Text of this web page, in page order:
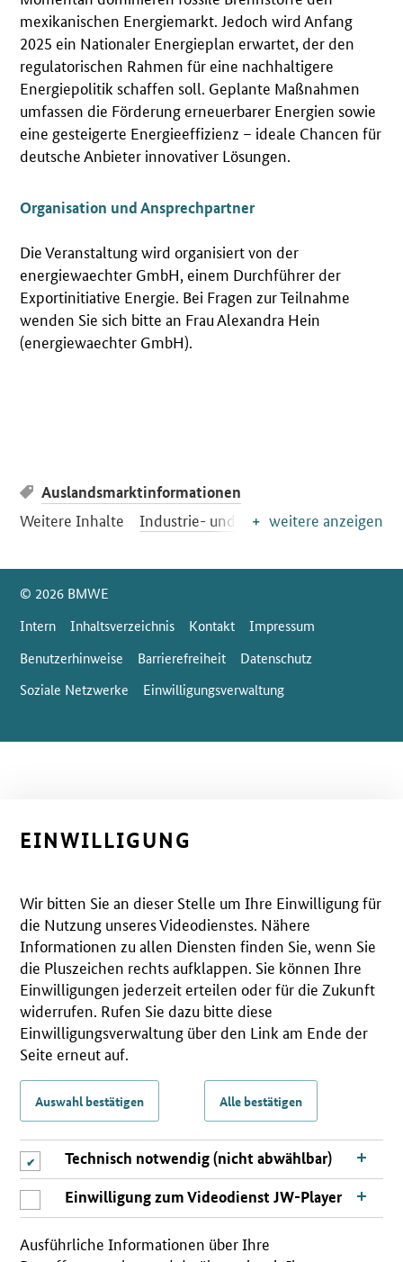
mexikanischen Energiemarkt. Jedoch wird Anfang
2025 ein Nationaler Energieplan erwartet, der den
regulatorischen Rahmen für eine nachhaltigere
Energiepolitik schaffen soll. Geplante Maßnahmen
umfassen die Förderung erneuerbarer Energien sowie
eine gesteigerte Energieeffizienz – ideale Chancen für
deutsche Anbieter innovativer Lösungen.
Organisation und Ansprechpartner
Die Veranstaltung wird organisiert von der
energiewaechter GmbH, einem Durchführer der
Exportinitiative Energie. Bei Fragen zur Teilnahme
wenden Sie sich bitte an Frau Alexandra Hein
(energiewaechter GmbH).
Auslandsmarktinformationen
Weitere Inhalte Industrie- und Gewerbeeffizienz
weitere anzeigen
SrOnlyServicemenü
© 2026 BMWE
Intern
Inhaltsverzeichnis Kontakt
Impressum
Benutzerhinweise
Barrierefreiheit
Datenschutz
Soziale Netzwerke
Einwilligungsverwaltung
EINWILLIGUNG
Wir bitten Sie an dieser Stelle um Ihre Einwilligung für
die Nutzung unseres Videodienstes. Nähere
Informationen zu allen Diensten finden Sie, wenn Sie
die Pluszeichen rechts aufklappen. Sie können Ihre
Einwilligungen jederzeit erteilen oder für die Zukunft
widerrufen. Rufen Sie dazu bitte diese
Einwilligungsverwaltung über den Link am Ende der
Seite erneut auf.
Auswahl bestätigen Alle bestätigen
Technisch notwendig (nicht abwählbar)
Einwilligung zum Videodienst JW-Player
Ausführliche Informationen über Ihre